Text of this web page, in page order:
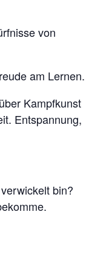
von
am Lernen.
Kampfkunst
Entspannung,
bin?